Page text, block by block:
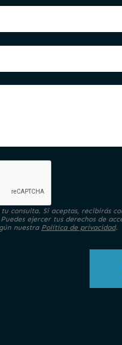
consulta. Si aceptas, recibirás
ejercer tus derechos de
nuestra Política de privacidad.